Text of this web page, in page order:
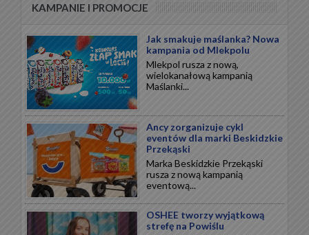
KAMPANIE I PROMOCJE
Jak smakuje maślanka? Nowa
kampania od Mlekpolu
Mlekpol rusza z nową,
wielokanałową kampanią
Maślanki...
Ancy zorganizuje cykl
eventów dla marki Beskidzkie
Przekąski
Marka Beskidzkie Przekąski
rusza z nową kampanią
eventową...
OSHEE tworzy wyjątkową
strefę na Powiślu